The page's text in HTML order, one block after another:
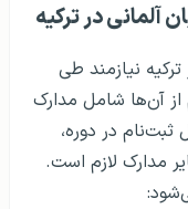
آلمانی در ترکیه
نیازمند طی
آن‌ها شامل مدارک
در دوره،
مدارک لازم است.